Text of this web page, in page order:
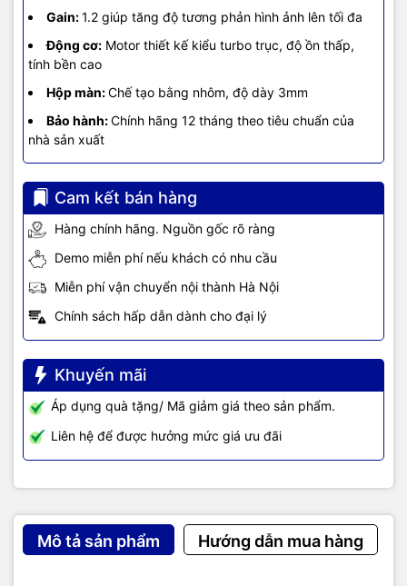
Gain:1.2 giúp tăng độ tương phản hình ảnh lên tối đa
Động cơ: Motor thiết kế kiểu turbo trục, độ ồn thấp,
tính bền cao
Hộp màn:Chế tạo bằng nhôm, độ dày 3mm
Bảo hành:Chính hãng 12 tháng theo tiêu chuẩn của
nhà sản xuất
Cam kết bán hàng
Hàng chính hãng. Nguồn gốc rõ ràng
Demo miễn phí nếu khách có nhu cầu
Miễn phí vận chuyển nội thành Hà Nội
Chính sách hấp dẫn dành cho đại lý
Khuyến mãi
Áp dụng quà tặng/ Mã giảm giá theo sản phẩm.
Liên hệ để được hưởng mức giá ưu đãi
Mô tả sản phẩm Hướng dẫn mua hàng